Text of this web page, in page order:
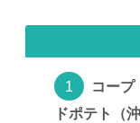
コープ
ドポテト（